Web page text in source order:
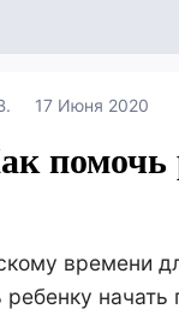
17 Июня 2020
помочь
времени
начать